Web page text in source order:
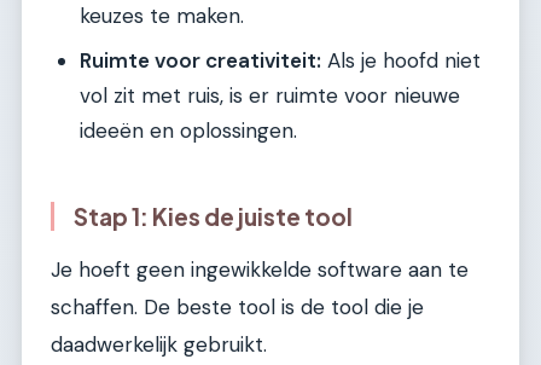
keuzes te maken.
Ruimte voor creativiteit: Als je hoofd niet
vol zit met ruis, is er ruimte voor nieuwe
ideeën en oplossingen.
Stap 1: Kies de juiste tool
Je hoeft geen ingewikkelde software aan te
schaffen. De beste tool is de tool die je
daadwerkelijk gebruikt.